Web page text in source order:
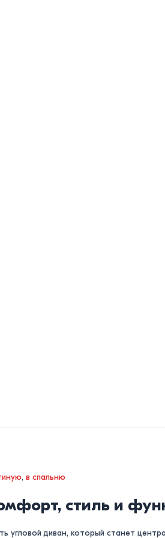
, в спальню
стиль и
угловой диван, который станет